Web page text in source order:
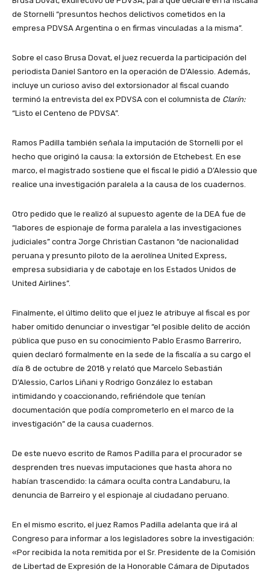
de Stornelli “presuntos hechos delictivos cometidos en la
empresa PDVSA Argentina o en firmas vinculadas a la misma”.
Sobre el caso Brusa Dovat, el juez recuerda la participación del
periodista Daniel Santoro en la operación de D’Alessio. Además,
incluye un curioso aviso del extorsionador al fiscal cuando
terminó la entrevista del ex PDVSA con el columnista de Clarín:
“Listo el Centeno de PDVSA”.
Ramos Padilla también señala la imputación de Stornelli por el
hecho que originó la causa: la extorsión de Etchebest. En ese
marco, el magistrado sostiene que el fiscal le pidió a D’Alessio que
realice una investigación paralela a la causa de los cuadernos.
Otro pedido que le realizó al supuesto agente de la DEA fue de
“labores de espionaje de forma paralela a las investigaciones
judiciales” contra Jorge Christian Castanon “de nacionalidad
peruana y presunto piloto de la aerolínea United Express,
empresa subsidiaria y de cabotaje en los Estados Unidos de
United Airlines”.
Finalmente, el último delito que el juez le atribuye al fiscal es por
haber omitido denunciar o investigar “el posible delito de acción
pública que puso en su conocimiento Pablo Erasmo Barreriro,
quien declaró formalmente en la sede de la fiscalía a su cargo el
día 8 de octubre de 2018 y relató que Marcelo Sebastián
D’Alessio, Carlos Liñani y Rodrigo González lo estaban
intimidando y coaccionando, refiriéndole que tenían
documentación que podía comprometerlo en el marco de la
investigación” de la causa cuadernos.
De este nuevo escrito de Ramos Padilla para el procurador se
desprenden tres nuevas imputaciones que hasta ahora no
habían trascendido: la cámara oculta contra Landaburu, la
denuncia de Barreiro y el espionaje al ciudadano peruano.
En el mismo escrito, el juez Ramos Padilla adelanta que irá al
Congreso para informar a los legisladores sobre la investigación:
«Por recibida la nota remitida por el Sr. Presidente de la Comisión
de Libertad de Expresión de la Honorable Cámara de Diputados